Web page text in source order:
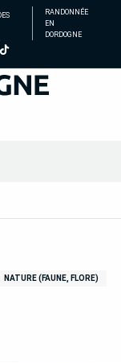
RANDONNÉE
EN
DORDOGNE
NATURE (FAUNE, FLORE)